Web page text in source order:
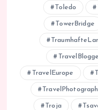
Toledo
TowerBridge
TravelEurope
Troja